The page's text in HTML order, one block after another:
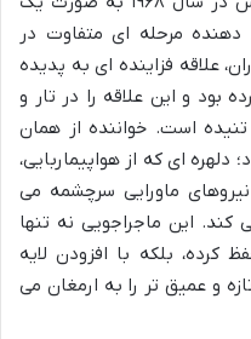
مرحله ای متفاوت در
علاقه فزاینده ای به پدیده
بود و این علاقه را در تار و
۷۱۴ به سیدنی» تنیده است. خواننده از همان
دلهره ای که از هواپیماربایی،
ماورایی سرچشمه می
کند. این ماجراجویی نه تنها
بلکه با افزودن لایه
و عمیق تر را به ارمغان می